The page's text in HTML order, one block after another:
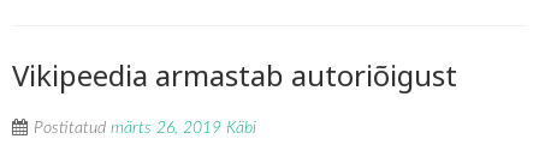
Vikipeedia armastab autoriõigust
Postitatud märts 26, 2019 Käbi